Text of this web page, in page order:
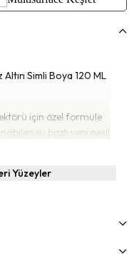
Simli Boya 120 ML
için özel formüle
su bazlı yeni nesil
strafor, tuval ve kağıt
sağlar. İç ve dış
ve zımparalama
Cam
EN 71 Normlarına
Yüzeyler